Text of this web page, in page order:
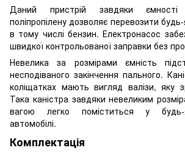
Даний пристрій завдяки ємності
поліпропілену дозволяє перевозити
в тому числі бензин. Електронасос
швидкої контрольованої заправки без
Невелика за розмірами ємність
несподіваного закінчення пального.
коліщатках мають вигляд валізи, яку
Така каністра завдяки невеликим
вагою легко поміститься у будь-
автомобілі.
Комплектація